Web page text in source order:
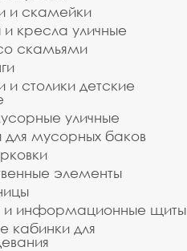
и скамейки
кресла уличные
скамьями
и столики детские
уличные
для мусорных баков
элементы
и информационные щиты
кабинки для